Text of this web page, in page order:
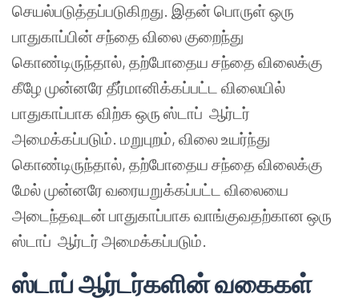
செயல்படுத்தப்படுகிறது. இதன் பொருள் ஒரு
பாதுகாப்பின் சந்தை விலை குறைந்து
கொண்டிருந்தால், தற்போதைய சந்தை விலைக்கு
கீழே முன்னரே தீர்மானிக்கப்பட்ட விலையில்
பாதுகாப்பாக விற்க ஒரு ஸ்டாப் ஆர்டர்
அமைக்கப்படும். மறுபுறம், விலை உயர்ந்து
கொண்டிருந்தால், தற்போதைய சந்தை விலைக்கு
மேல் முன்னரே வரையறுக்கப்பட்ட விலையை
அடைந்தவுடன் பாதுகாப்பாக வாங்குவதற்கான ஒரு
ஸ்டாப் ஆர்டர் அமைக்கப்படும்.
ஸ்டாப் ஆர்டர்களின் வகைகள்